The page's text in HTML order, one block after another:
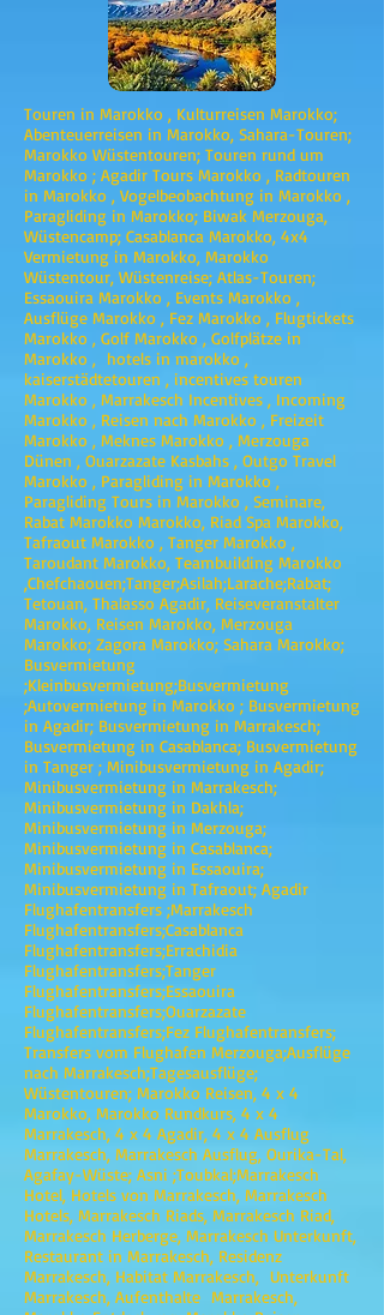
Touren in Marokko , Kulturreisen Marokko;
Abenteuerreisen in Marokko, Sahara-Touren;
Marokko Wüstentouren; Touren rund um
Marokko ; Agadir Tours Marokko , Radtouren
in Marokko , Vogelbeobachtung in Marokko ,
Paragliding in Marokko; Biwak Merzouga,
Wüstencamp; Casablanca Marokko, 4x4
Vermietung in Marokko, Marokko
Wüstentour, Wüstenreise; Atlas-Touren;
Essaouira Marokko , Events Marokko ,
Ausflüge Marokko , Fez Marokko , Flugtickets
Marokko , Golf Marokko , Golfplätze in
Marokko , hotels in marokko ,
kaiserstädtetouren , incentives touren
Marokko , Marrakesch Incentives , Incoming
Marokko , Reisen nach Marokko , Freizeit
Marokko , Meknes Marokko , Merzouga
Dünen , Ouarzazate Kasbahs , Outgo Travel
Marokko , Paragliding in Marokko ,
Paragliding Tours in Marokko , Seminare,
Rabat Marokko Marokko, Riad Spa Marokko,
Tafraout Marokko , Tanger Marokko ,
Taroudant Marokko, Teambuilding Marokko
,Chefchaouen;Tanger;Asilah;Larache;Rabat;
Tetouan, Thalasso Agadir, Reiseveranstalter
Marokko, Reisen Marokko, Merzouga
Marokko; Zagora Marokko; Sahara Marokko;
Busvermietung
;Kleinbusvermietung;Busvermietung
;Autovermietung in Marokko ; Busvermietung
in Agadir; Busvermietung in Marrakesch;
Busvermietung in Casablanca; Busvermietung
in Tanger ; Minibusvermietung in Agadir;
Minibusvermietung in Marrakesch;
Minibusvermietung in Dakhla;
Minibusvermietung in Merzouga;
Minibusvermietung in Casablanca;
Minibusvermietung in Essaouira;
Minibusvermietung in Tafraout; Agadir
Flughafentransfers ;Marrakesch
Flughafentransfers;Casablanca
Flughafentransfers;Errachidia
Flughafentransfers;Tanger
Flughafentransfers;Essaouira
Flughafentransfers;Ouarzazate
Flughafentransfers;Fez Flughafentransfers;
Transfers vom Flughafen Merzouga;Ausflüge
nach Marrakesch;Tagesausflüge;
Wüstentouren; Marokko Reisen, 4 x 4
Marokko, Marokko Rundkurs, 4 x 4
Marrakesch, 4 x 4 Agadir, 4 x 4 Ausflug
Marrakesch, Marrakesch Ausflug, Ourika-Tal,
Agafay-Wüste; Asni ;Toubkal;Marrakesch
Hotel, Hotels von Marrakesch, Marrakesch
Hotels, Marrakesch Riads, Marrakesch Riad,
Marrakesch Herberge, Marrakesch Unterkunft,
Restaurant in Marrakesch, Residenz
Marrakesch, Habitat Marrakesch, Unterkunft
Marrakesch, Aufenthalte Marrakesch,